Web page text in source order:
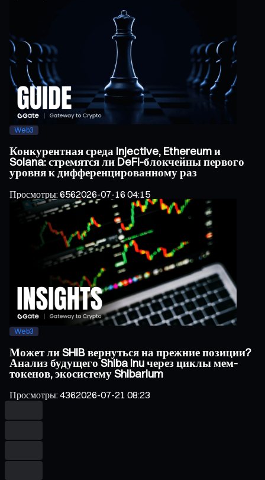
Web3
Конкурентная среда Injective, Ethereum и
Solana: стремятся ли DeFi-блокчейны первого
уровня к дифференцированному раз
Просмотры:6562026-07-16 04:15
Web3
Может ли SHIB вернуться на прежние позиции?
Анализ будущего Shiba Inu через циклы мем-
токенов, экосистему Shibarium
Просмотры:4362026-07-21 08:23